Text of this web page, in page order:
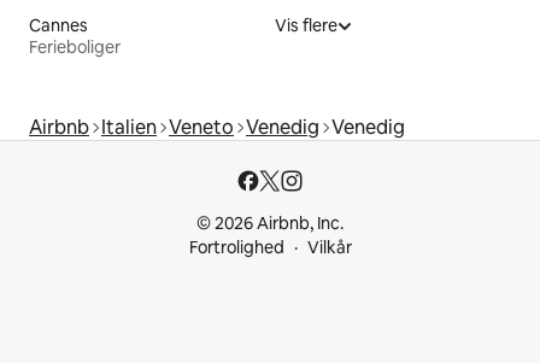
Cannes
Ferieboliger
Vis flere
Airbnb Italien Veneto Venedig Venedig
© 2026 Airbnb, Inc.
Fortrolighed
Vilkår